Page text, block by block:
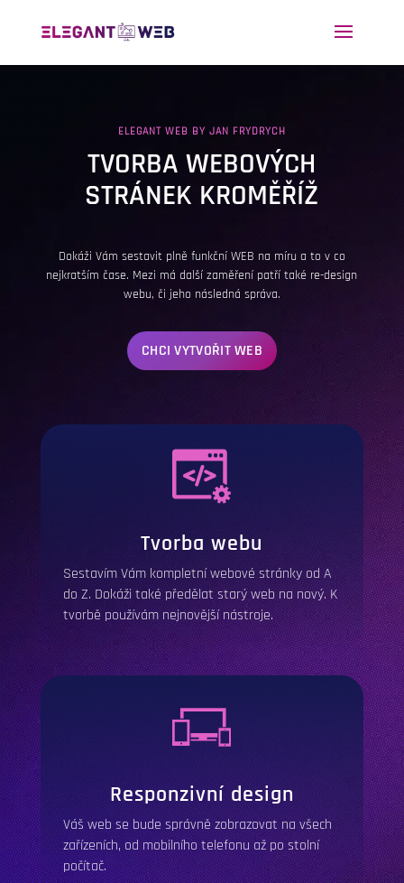
ELEGANT WEB BY JAN FRYDRYCH
TVORBA WEBOVÝCH
STRÁNEK KROMĚŘÍŽ
Dokáži Vám sestavit plně funkční WEB na míru a to v co
nejkratším čase. Mezi má další zaměření patří také re-design
webu, či jeho následná správa.
CHCI VYTVOŘIT WEB
Tvorba webu
Sestavím Vám kompletní webové stránky od A
do Z. Dokáži také předělat starý web na nový. K
tvorbě používám nejnovější nástroje.
Responzivní design
Váš web se bude správně zobrazovat na všech
zařízeních, od mobilního telefonu až po stolní
počítač.